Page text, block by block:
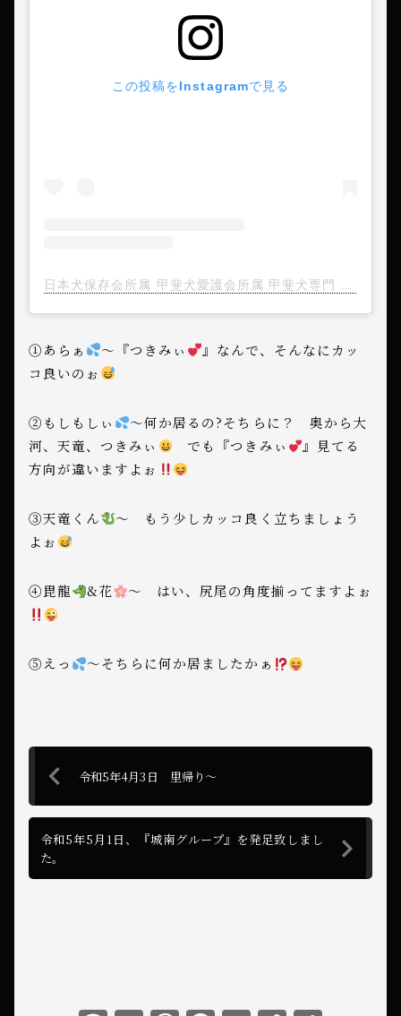
この投稿をInstagramで見る
①あらぁ 〜『つきみぃ
』なんで、そんなにカッ
コ良いのぉ
②もしもしぃ
〜何か居るの?そちらに？ 奥から大
河、天竜、つきみぃ
でも『つきみぃ
』見てる
方向が違いますよぉ
③天竜くん
〜 もう少しカッコ良く立ちましょう
よぉ
④毘龍 &花 〜 はい、尻尾の角度揃ってますよぉ
⑤えっ 〜そちらに何か居ましたかぁ
令和5年4月3日 里帰り〜
令和5年5月1日、『城南グループ』を発足致しまし
た。